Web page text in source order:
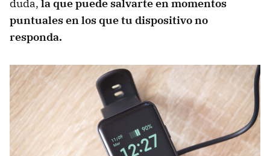
duda, la que puede salvarte en momentos
puntuales en los que tu dispositivo no
responda.